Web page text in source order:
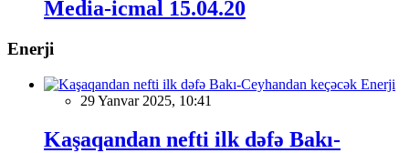
Media-icmal 15.04.20
Enerji
Enerji
29 Yanvar 2025, 10:41
Kaşaqandan nefti ilk dəfə Bakı-